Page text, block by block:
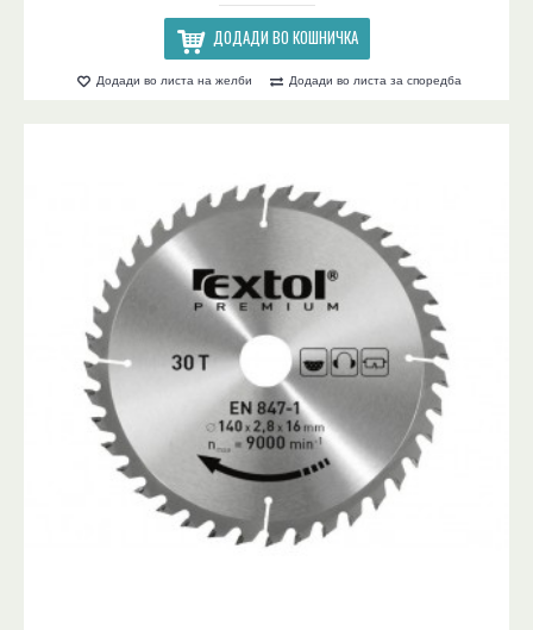
ДОДАДИ ВО КОШНИЧКА
Додади во листа на желби Додади во листа за споредба